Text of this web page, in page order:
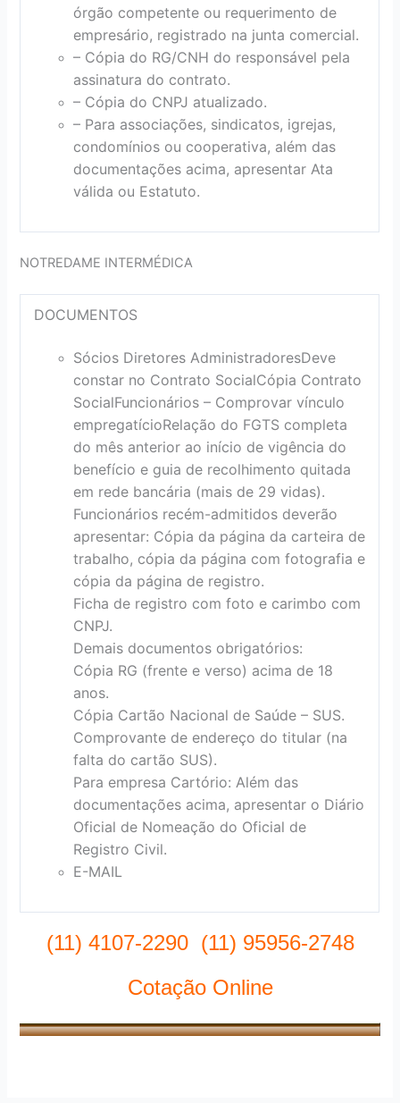
órgão competente ou requerimento de
empresário, registrado na junta comercial.
– Cópia do RG/CNH do responsável pela
assinatura do contrato.
– Cópia do CNPJ atualizado.
– Para associações, sindicatos, igrejas,
condomínios ou cooperativa, além das
documentações acima, apresentar Ata
válida ou Estatuto.
NOTREDAME INTERMÉDICA
DOCUMENTOS
Sócios Diretores AdministradoresDeve
constar no Contrato SocialCópia Contrato
SocialFuncionários – Comprovar vínculo
empregatícioRelação do FGTS completa
do mês anterior ao início de vigência do
benefício e guia de recolhimento quitada
em rede bancária (mais de 29 vidas).
Funcionários recém-admitidos deverão
apresentar: Cópia da página da carteira de
trabalho, cópia da página com fotografia e
cópia da página de registro.
Ficha de registro com foto e carimbo com
CNPJ.
Demais documentos obrigatórios:
Cópia RG (frente e verso) acima de 18
anos.
Cópia Cartão Nacional de Saúde – SUS.
Comprovante de endereço do titular (na
falta do cartão SUS).
Para empresa Cartório: Além das
documentações acima, apresentar o Diário
Oficial de Nomeação do Oficial de
Registro Civil.
E-MAIL
(11) 4107-2290 (11) 95956-2748
Cotação Online